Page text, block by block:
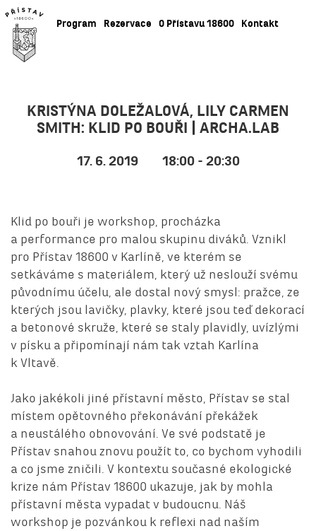
Program Rezervace O Přístavu 18600 Kontakt
KRISTÝNA DOLEŽALOVÁ, LILY CARMEN
SMITH: KLID PO BOUŘI | ARCHA.LAB
17. 6. 2019 18:00 - 20:30
Klid po bouři je workshop, procházka
a performance pro malou skupinu diváků. Vznikl
pro Přístav 18600 v Karlíně, ve kterém se
setkáváme s materiálem, který už neslouží svému
původnímu účelu, ale dostal nový smysl: pražce, ze
kterých jsou lavičky, plavky, které jsou teď dekorací
a betonové skruže, které se staly plavidly, uvízlými
v písku a připomínají nám tak vztah Karlína
k Vltavě.
Jako jakékoli jiné přístavní město, Přístav se stal
místem opětovného překonávání překážek
a neustálého obnovování. Ve své podstatě je
Přístav snahou znovu použít to, co bychom vyhodili
a co jsme zničili. V kontextu současné ekologické
krize nám Přístav 18600 ukazuje, jak by mohla
přístavní města vypadat v budoucnu. Náš
workshop je pozvánkou k reflexi nad naším